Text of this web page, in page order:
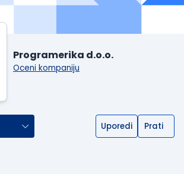
Programerika d.o.o.
Oceni kompaniju
Uporedi Prati